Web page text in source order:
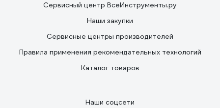
Сервисный центр ВсеИнструменты.ру
Наши закупки
Сервисные центры производителей
Правила применения рекомендательных технологий
Каталог товаров
Наши соцсети